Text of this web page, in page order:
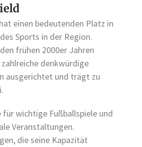
einen bedeutenden Platz in
Sports in der Region.
frühen 2000er Jahren
denkwürdige
ausgerichtet und trägt zu
wichtige Fußballspiele und
Veranstaltungen.
die seine Kapazität